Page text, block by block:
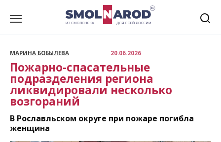
МАРИНА БОБЫЛЕВА 20.06.2026
Пожарно-спасательные
подразделения региона
ликвидировали несколько
возгораний
В Рославльском округе при пожаре погибла
женщина